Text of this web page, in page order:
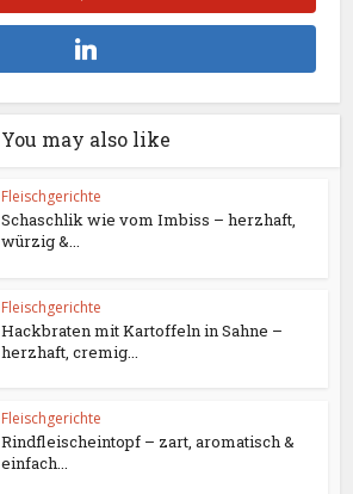
You may also like
Fleischgerichte
Schaschlik wie vom Imbiss – herzhaft,
würzig &...
Fleischgerichte
Hackbraten mit Kartoffeln in Sahne –
herzhaft, cremig...
Fleischgerichte
Rindfleischeintopf – zart, aromatisch &
einfach...